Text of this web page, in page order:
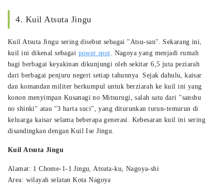
4. Kuil Atsuta Jingu
Kuil Atsuta Jingu sering disebut sebagai "Atsu-san". Sekarang ini,
kuil ini dikenal sebagai power spot . Nagoya yang menjadi rumah
bagi berbagai keyakinan dikunjungi oleh sekitar 6,5 juta peziarah
dari berbagai penjuru negeri setiap tahunnya. Sejak dahulu, kaisar
dan komandan militer berkumpul untuk berziarah ke kuil ini yang
konon menyimpan Kusanagi no Mitsurugi, salah satu dari "sanshu
no shinki" atau "3 harta suci", yang diturunkan turun-temurun di
keluarga kaisar selama beberapa generasi. Kebesaran kuil ini sering
disandingkan dengan Kuil Ise Jingu.
Kuil Atsuta Jingu
Alamat: 1 Chome-1-1 Jingu, Atsuta-ku, Nagoya-shi
Area: wilayah selatan Kota Nagoya